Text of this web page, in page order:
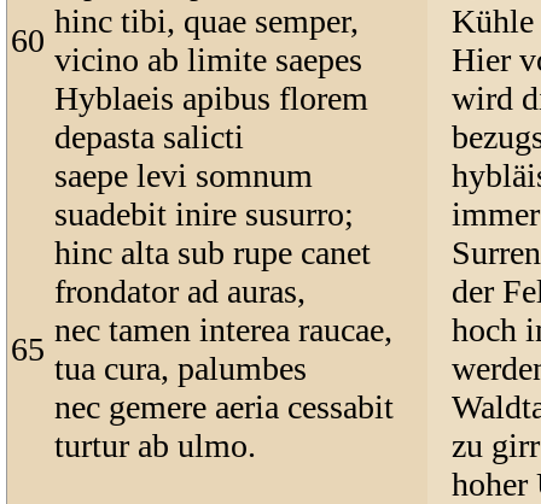
60
65
hinc tibi, quae semper,
vicino ab limite saepes
Hyblaeis apibus florem
depasta salicti
saepe levi somnum
suadebit inire susurro;
hinc alta sub rupe canet
frondator ad auras,
nec tamen interea raucae,
tua cura, palumbes
nec gemere aeria cessabit
turtur ab ulmo.
Kühle
Hier
wird
der
hoch
zu
hoher